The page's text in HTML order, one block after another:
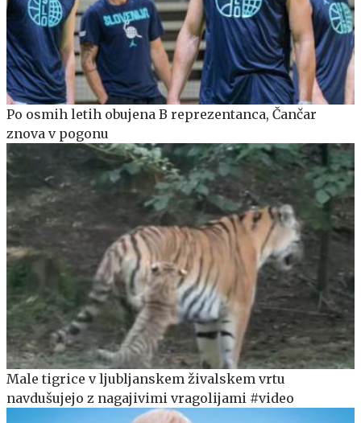
Po osmih letih obujena B reprezentanca, Čančar
znova v pogonu
Male tigrice v ljubljanskem živalskem vrtu
navdušujejo z nagajivimi vragolijami #video